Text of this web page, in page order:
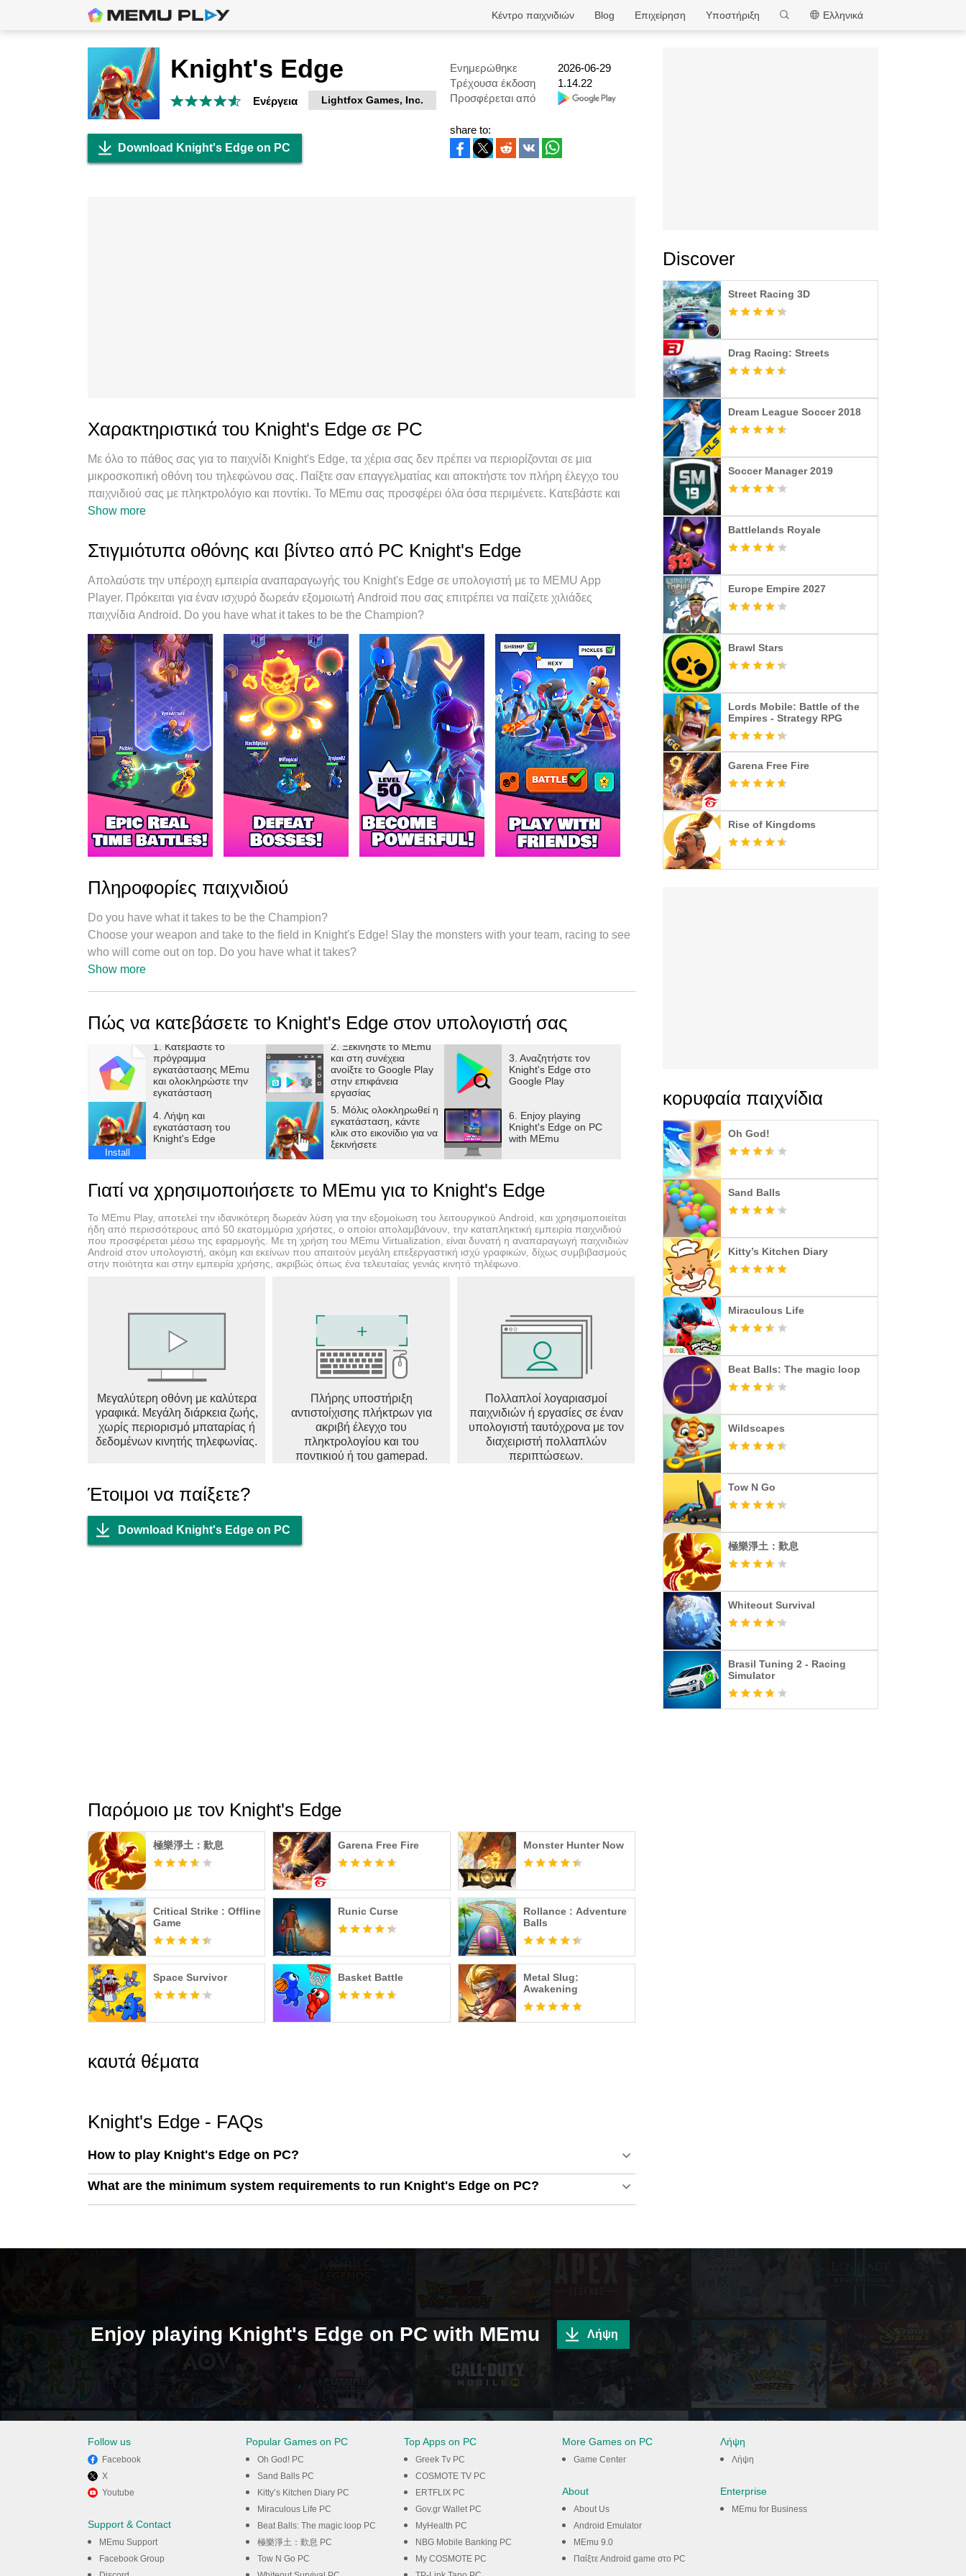
MEmu
Ελληνικά
Υποστήριξη
Επιχείρηση
Blog
Κέντρο παιχνιδιών
Knight's Edge
Ενέργεια Lightfox Games, Inc.
Ενημερώθηκε
2026-06-29
Τρέχουσα έκδοση
1.14.22
Προσφέρεται από
Download Knight's Edge on PC
share to:
Χαρακτηριστικά του Knight's Edge σε PC
Με όλο το πάθος σας για το παιχνίδι Knight's Edge, τα χέρια σας δεν πρέπει να περιορίζονται σε μια
μικροσκοπική οθόνη του τηλεφώνου σας. Παίξτε σαν επαγγελματίας και αποκτήστε τον πλήρη έλεγχο του
παιχνιδιού σας με πληκτρολόγιο και ποντίκι. Το MEmu σας προσφέρει όλα όσα περιμένετε. Κατεβάστε και
παίξτε Knight's Edge σε υπολογιστή. Παίξτε όσο θέλετε, χωρίς άλλους περιορισμούς μπαταρίας, δεδομένων
παίξετε Knight's Edge σε υπολογιστή. Ετοιμασμένο με την εμπειρία μας, το εξαιρετικό σύστημα
προκαθορισμένης αντιστοίχισης πλήκτρων καθιστά το Knight's Edge ένα πραγματικό παιχνίδι υπολογιστή.
Ο διαχειριστής πολλαπλών περιπτώσεων MEmu καθιστά δυνατό το παιχνίδι με 2 ή περισσότερους
λογαριασμούς στην ίδια συσκευή. Και το πιο σημαντικό, η αποκλειστική μηχανή εξομοίωσης μας μπορεί να
απελευθερώσει πλήρως τις δυνατότητες του υπολογιστή σας, κάνοντας τα πάντα ομαλά.
Show more
Στιγμιότυπα οθόνης και βίντεο από PC Knight's Edge
Απολαύστε την υπέροχη εμπειρία αναπαραγωγής του Knight's Edge σε υπολογιστή με το MEMU App
Player. Πρόκειται για έναν ισχυρό δωρεάν εξομοιωτή Android που σας επιτρέπει να παίζετε χιλιάδες
παιχνίδια Android. Do you have what it takes to be the Champion?
Πληροφορίες παιχνιδιού
Do you have what it takes to be the Champion?
Choose your weapon and take to the field in Knight's Edge! Slay the monsters with your team, racing to see
who will come out on top. Do you have what it takes?
GAME ON
Take the battle to the other team to slow them down!
ANYONE CAN TAKE THE FIELD
Pick up and play! Drag to move, release to attack, and use your Special Ability to do even more damage!
DIFFERENT LOADOUT EVERY MATCH
Level up and pick different Perks each match, creating endless options to slay the monsters and opposing
players!
GEAR UP
Collect and upgrade weapons of different types and elements to unlock new Perks to choose from.
Climb the leaderboards and be the Champion of the KNIGHT'S EDGE!
money. If you’d like, you can disable in-app purchases in your device’s settings. A persistent internet
connection is required to play.
Show more
Πώς να κατεβάσετε το Knight's Edge στον υπολογιστή σας
1. Κατεβάστε το
πρόγραμμα
εγκατάστασης MEmu
και ολοκληρώστε την
εγκατάσταση
2. Ξεκινήστε το MEmu
και στη συνέχεια
ανοίξτε το Google Play
στην επιφάνεια
εργασίας
3. Αναζητήστε τον
Knight's Edge στο
Google Play
Install
4. Λήψη και
εγκατάσταση του
Knight's Edge
5. Μόλις ολοκληρωθεί η
εγκατάσταση, κάντε
κλικ στο εικονίδιο για να
ξεκινήσετε
6. Enjoy playing
Knight's Edge on PC
with MEmu
Γιατί να χρησιμοποιήσετε το MEmu για το Knight's Edge
Το MEmu Play, αποτελεί την ιδανικότερη δωρεάν λύση για την εξομοίωση του λειτουργικού Android, και χρησιμοποιείται
ήδη από περισσότερους από 50 εκατομμύρια χρήστες, ο οποίοι απολαμβάνουν, την καταπληκτική εμπειρία παιχνιδιού
που προσφέρεται μέσω της εφαρμογής. Με τη χρήση του MEmu Virtualization, είναι δυνατή η αναπαραγωγή παιχνιδιών
Android στον υπολογιστή, ακόμη και εκείνων που απαιτούν μεγάλη επεξεργαστική ισχύ γραφικών, δίχως συμβιβασμούς
στην ποιότητα και στην εμπειρία χρήσης, ακριβώς όπως ένα τελευταίας γενιάς κινητό τηλέφωνο.
Μεγαλύτερη οθόνη με καλύτερα
γραφικά. Μεγάλη διάρκεια ζωής,
χωρίς περιορισμό μπαταρίας ή
δεδομένων κινητής τηλεφωνίας.
Πλήρης υποστήριξη
αντιστοίχισης πλήκτρων για
ακριβή έλεγχο του
πληκτρολογίου και του
ποντικιού ή του gamepad.
Πολλαπλοί λογαριασμοί
παιχνιδιών ή εργασίες σε έναν
υπολογιστή ταυτόχρονα με τον
διαχειριστή πολλαπλών
περιπτώσεων.
Έτοιμοι να παίξετε?
Download Knight's Edge on PC
Παρόμοιο με τον Knight's Edge
極樂淨土：歎息 Garena Free Fire Monster Hunter Now
Critical Strike : Offline
Game
Runic Curse
Rollance : Adventure
Balls
Space Survivor Basket Battle
Metal Slug:
Awakening
καυτά θέματα
Knight's Edge - FAQs
How to play Knight's Edge on PC?
What are the minimum system requirements to run Knight's Edge on PC?
Discover
Street Racing 3D
Drag Racing: Streets
Dream League Soccer 2018
Soccer Manager 2019
Battlelands Royale
Europe Empire 2027
Brawl Stars
Lords Mobile: Battle of the
Empires - Strategy RPG
Garena Free Fire
Rise of Kingdoms
κορυφαία παιχνίδια
Oh God!
Sand Balls
Kitty’s Kitchen Diary
Miraculous Life
Beat Balls: The magic loop
Wildscapes
Tow N Go
極樂淨土：歎息
Whiteout Survival
Brasil Tuning 2 - Racing
Simulator
Enjoy playing Knight's Edge on PC with MEmu Λήψη
Follow us
Facebook
X
Youtube
Support & Contact
MEmu Support
Facebook Group
Popular Games on PC
Oh God! PC
Sand Balls PC
Kitty’s Kitchen Diary PC
Miraculous Life PC
Beat Balls: The magic loop PC
極樂淨土：歎息 PC
Tow N Go PC
Top Apps on PC
Greek Tv PC
COSMOTE TV PC
ERTFLIX PC
Gov.gr Wallet PC
MyHealth PC
NBG Mobile Banking PC
My COSMOTE PC
More Games on PC
Game Center
About
About Us
Android Emulator
MEmu 9.0
Παίξτε Android game στο PC
Λήψη
Λήψη
Enterprise
MEmu for Business